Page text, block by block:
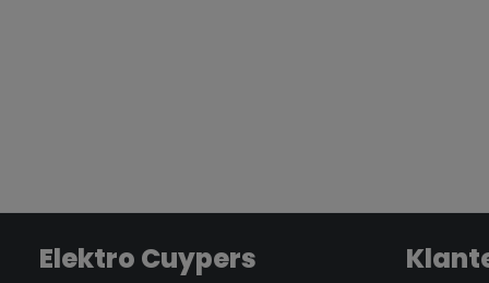
Elektro Cuypers